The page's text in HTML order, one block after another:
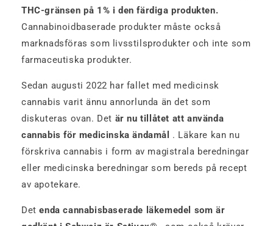
THC-gränsen på 1% i den färdiga produkten.
Cannabinoidbaserade produkter måste också
marknadsföras som livsstilsprodukter och inte som
farmaceutiska produkter.
Sedan augusti 2022 har fallet med medicinsk
cannabis varit ännu annorlunda än det som
diskuteras ovan. Det är nu tillåtet att använda
cannabis för medicinska ändamål . Läkare kan nu
förskriva cannabis i form av magistrala beredningar
eller medicinska beredningar som bereds på recept
av apotekare.
Detenda cannabisbaserade läkemedel som är